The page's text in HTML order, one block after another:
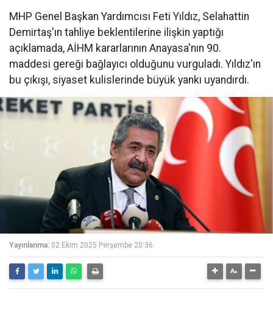
MHP Genel Başkan Yardımcısı Feti Yıldız, Selahattin
Demirtaş'ın tahliye beklentilerine ilişkin yaptığı
açıklamada, AİHM kararlarının Anayasa'nın 90.
maddesi gereği bağlayıcı olduğunu vurguladı. Yıldız'ın
bu çıkışı, siyaset kulislerinde büyük yankı uyandırdı.
Yayınlanma: 02 Ekim 2025 Perşembe 20:36